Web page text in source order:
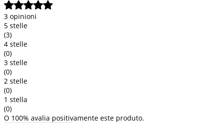
3 opinioni
5 stelle
(3)
4 stelle
(0)
3 stelle
(0)
2 stelle
(0)
1 stella
(0)
O 100% avalia positivamente este produto.